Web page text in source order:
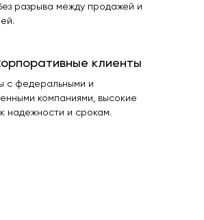
разрыва между продажей и
клиенты
с федеральными и
компаниями, высокие
надежности и срокам.